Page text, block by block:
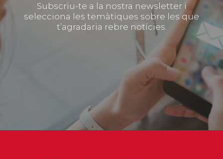
Subscriu-te a la nostra newsletter i
selecciona les temàtiques sobre les que
t’agradaria rebre notícies.